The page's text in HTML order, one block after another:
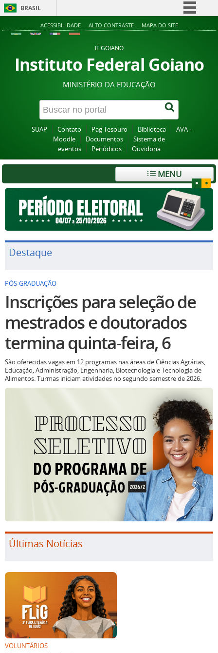
BRASIL
Simplifique!
Acesso à informação
Legislação
Canais
ACESSIBILIDADE ALTO CONTRASTE MAPA DO SITE
IF GOIANO
Instituto Federal Goiano
MINISTÉRIO DA EDUCAÇÃO
SUAP Contato Pag Tesouro Biblioteca
AVA -
Moodle
Documentos
Sistema de
eventos
Periódicos Ouvidoria
MENU
Destaque
PÓS-GRADUAÇÃO
Inscrições para seleção de
mestrados e doutorados
termina quinta-feira, 6
São oferecidas vagas em 12 programas nas áreas de Ciências Agrárias,
Educação, Administração, Engenharia, Biotecnologia e Tecnologia de
Alimentos. Turmas iniciam atividades no segundo semestre de 2026.
Últimas Notícias
VOLUNTÁRIOS